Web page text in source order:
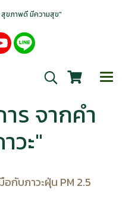
ขภาพดี มีความสุข"
ร จากคำ
วะ"
กับภาวะฝุ่น PM 2.5